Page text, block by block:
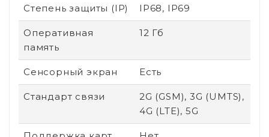
Степень защиты (IP) IP68, IP69
Оперативная
память
12 Гб
Сенсорный экран Есть
Стандарт связи
2G (GSM), 3G (UMTS),
4G (LTE), 5G